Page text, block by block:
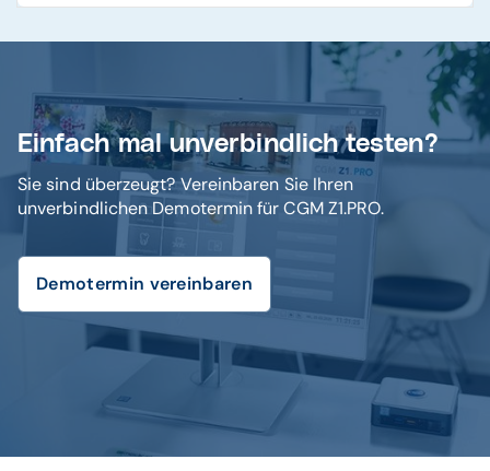
Einfach mal unverbindlich testen?
Sie sind überzeugt? Vereinbaren Sie Ihren
unverbindlichen Demotermin für CGM Z1.PRO.
Demotermin vereinbaren